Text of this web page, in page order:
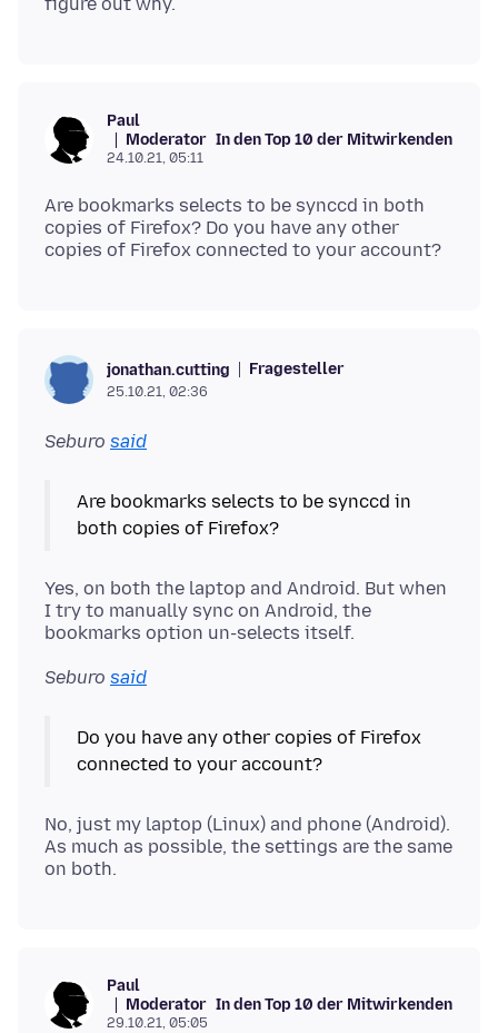
Paul
Moderator In den Top 10 der Mitwirkenden
24.10.21, 05:11
Are bookmarks selects to be synccd in both
copies of Firefox? Do you have any other
jonathan.cutting Fragesteller
25.10.21, 02:36
Seburo said
Are bookmarks selects to be synccd in
both copies of Firefox?
Yes, on both the laptop and Android. But when
I try to manually sync on Android, the
Seburo said
Do you have any other copies of Firefox
connected to your account?
No, just my laptop (Linux) and phone (Android).
As much as possible, the settings are the same
Paul
Moderator In den Top 10 der Mitwirkenden
29.10.21, 05:05